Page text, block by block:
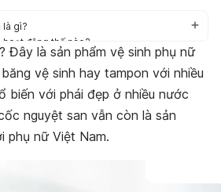
là gì?
động thế nào?
nguyệt san là gì?
san được nhiều chị em ưa chuộng
nguyệt san thay băng vệ sinh? Công
san là gì?
cốc nguyệt san là gì?
gặp khi sử dụng cốc nguyệt san
Đây là sản phẩm vệ sinh phụ nữ
vệ sinh hay tampon với nhiều
biến với phái đẹp ở nhiều nước
nguyệt san vẫn còn là sản
phụ nữ Việt Nam.